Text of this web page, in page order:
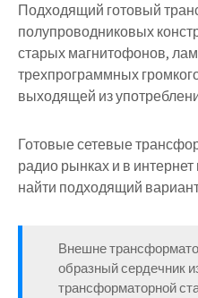
Подходящий готовый
полупроводниковых
старых магнитофонов,
трехпрограммных
выходящей из
Готовые сетевые
радио рынках и в
найти подходящий
Внешне
образный сердечник
трансформаторной